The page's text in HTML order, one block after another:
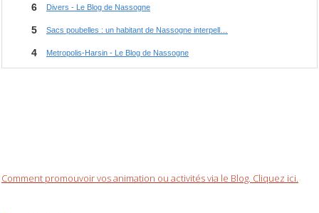
Comment promouvoir vos animation ou activités via le Blog. Cliquez ici.